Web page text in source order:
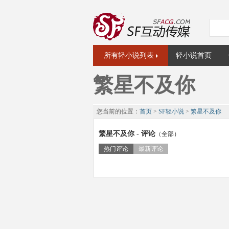
所有轻小说列表
轻小说首页
繁星不及你
您当前的位置： 首页 > SF轻小说 > 繁星不及你
繁星不及你 - 评论 （全部）
热门评论 最新评论